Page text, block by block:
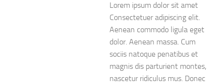
Lorem ipsum dolor sit amet
Consectetuer adipiscing elit.
Aenean commodo ligula eget
dolor. Aenean massa. Cum
sociis natoque penatibus et
magnis dis parturient montes,
nascetur ridiculus mus. Donec